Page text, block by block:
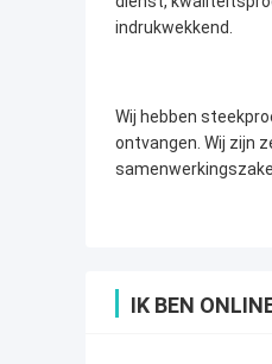
indrukwekkend.
Wij hebben
ontvangen. Wij zijn
IK BEN